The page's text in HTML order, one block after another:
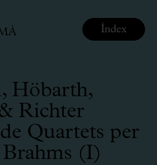
Höbarth,
Richter
Quartets per
Brahms (I)
Índex